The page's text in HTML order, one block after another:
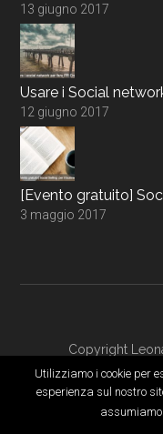
13 giugno 2017
Usare i Social
12 giugno 2017
[Evento gratuito]
3 maggio 2017
Copyright
Utilizziamo i cookie per
esperienza sul nostro
assumiamo